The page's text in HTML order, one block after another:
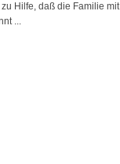
Hilfe, daß die Familie mit
...